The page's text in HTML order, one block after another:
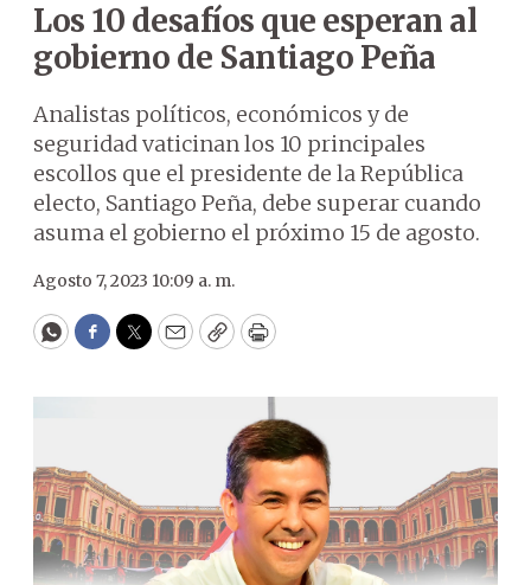
Los 10 desafíos que esperan al
gobierno de Santiago Peña
Analistas políticos, económicos y de
seguridad vaticinan los 10 principales
escollos que el presidente de la República
electo, Santiago Peña, debe superar cuando
asuma el gobierno el próximo 15 de agosto.
Agosto 7, 2023 10:09 a. m.
WhatsApp
Facebook
Twitter
EmailCopyPrint